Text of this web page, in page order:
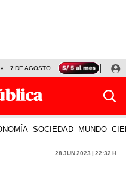
7 DE AGOSTO TINKA RESULTADOS
SOCIEDAD MUNDO
28 Jun 2023 | 22:32 h